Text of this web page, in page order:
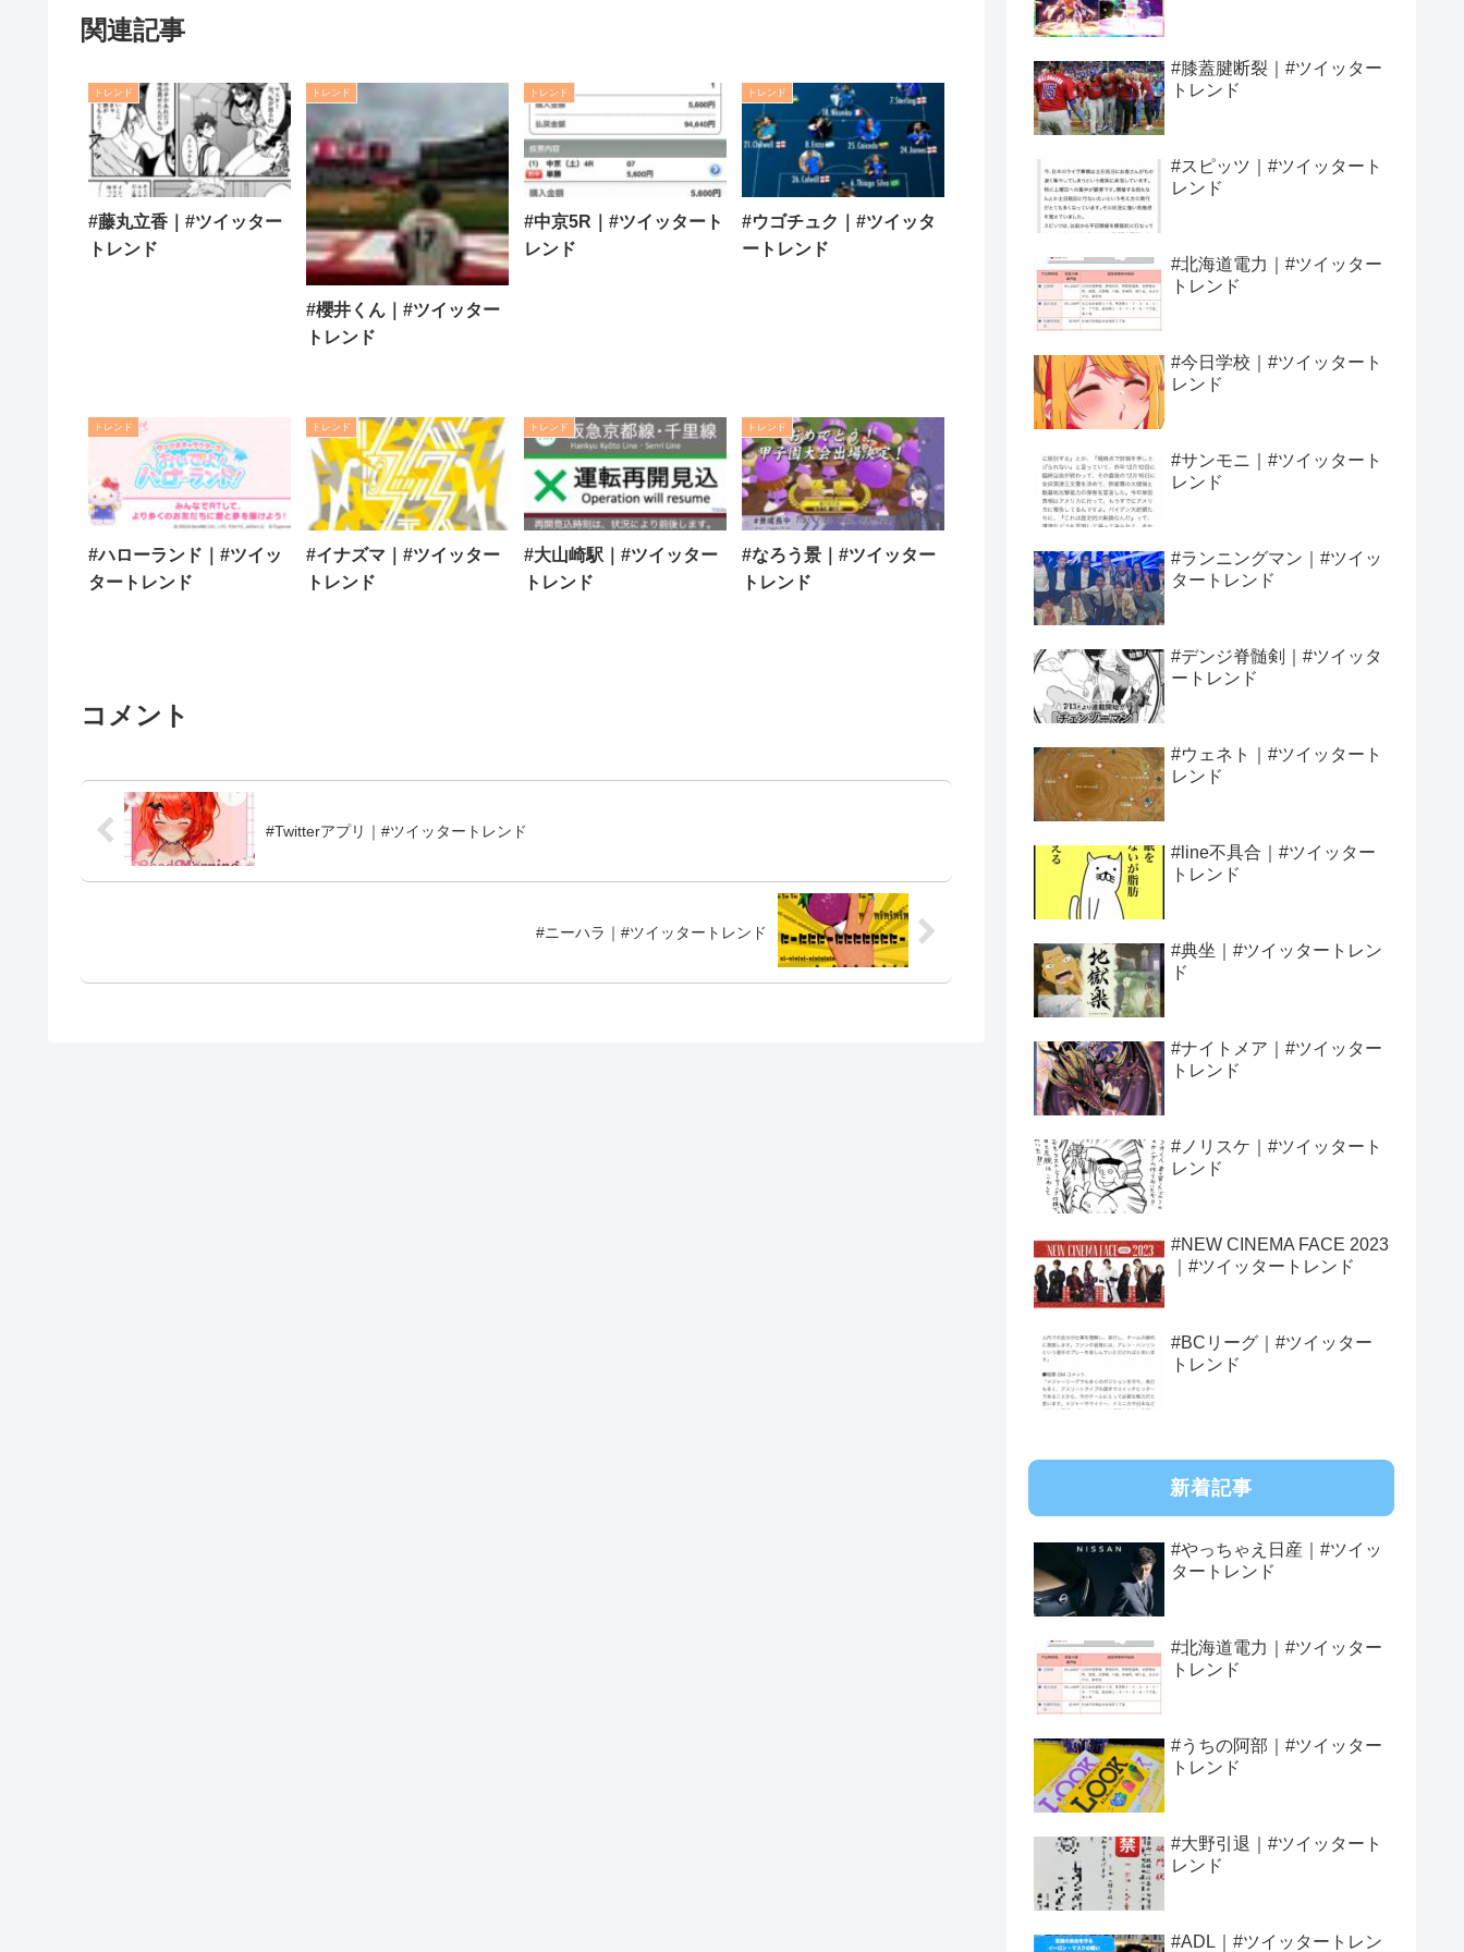
関連記事
トレンド
#藤丸立香｜#ツイッター
トレンド
トレンド
#櫻井くん｜#ツイッター
トレンド
トレンド
#中京5R｜#ツイッタート
レンド
トレンド
#ウゴチュク｜#ツイッタ
ートレンド
トレンド
#ハローランド｜#ツイッ
タートレンド
トレンド
#イナズマ｜#ツイッター
トレンド
トレンド
#大山崎駅｜#ツイッター
トレンド
トレンド
#なろう景｜#ツイッター
トレンド
コメント
#Twitterアプリ｜#ツイッタートレンド
#ニーハラ｜#ツイッタートレンド
#膝蓋腱断裂｜#ツイッター
トレンド
#スピッツ｜#ツイッタート
レンド
#北海道電力｜#ツイッター
トレンド
#今日学校｜#ツイッタート
レンド
#サンモニ｜#ツイッタート
レンド
#ランニングマン｜#ツイッ
タートレンド
#デンジ脊髄剣｜#ツイッタ
ートレンド
#ウェネト｜#ツイッタート
レンド
#line不具合｜#ツイッター
トレンド
#典坐｜#ツイッタートレン
ド
#ナイトメア｜#ツイッター
トレンド
#ノリスケ｜#ツイッタート
レンド
#NEW CINEMA FACE 2023
｜#ツイッタートレンド
#BCリーグ｜#ツイッター
トレンド
新着記事
#やっちゃえ日産｜#ツイッ
タートレンド
#北海道電力｜#ツイッター
トレンド
#うちの阿部｜#ツイッター
トレンド
#大野引退｜#ツイッタート
レンド
#ADL｜#ツイッタートレン